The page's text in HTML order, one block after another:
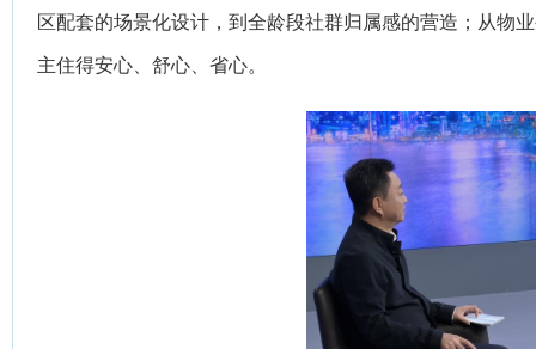
区配套的场景化设计，到全龄段社群归属感的营造；从
主住得安心、舒心、省心。